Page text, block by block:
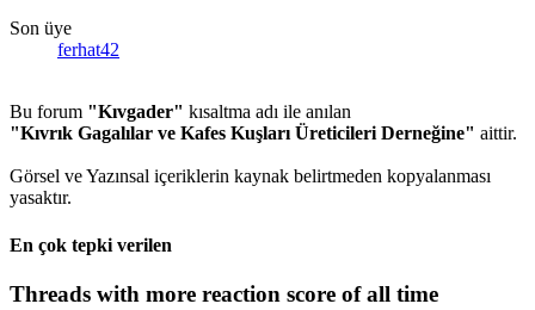
Son üye
ferhat42
Bu forum "Kıvgader" kısaltma adı ile anılan
"Kıvrık Gagalılar ve Kafes Kuşları Üreticileri Derneğine" aittir.
Görsel ve Yazınsal içeriklerin kaynak belirtmeden kopyalanması
yasaktır.
En çok tepki verilen
Threads with more reaction score of all time